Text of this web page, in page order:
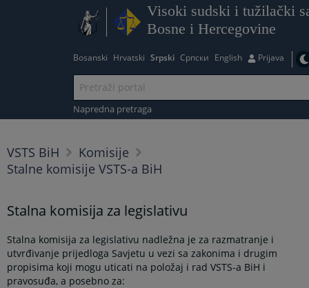
Visoki sudski i tužilački
Bosne i Hercegovine
Bosanski Hrvatski Srpski Српски English Prijava
Napredna pretraga
VSTS BiH
Komisije
Stalne komisije VSTS-a BiH
Stalna komisija za legislativu
Stalna komisija za legislativu nadležna je za razmatranje i
utvrđivanje prijedloga Savjetu u vezi sa zakonima i drugim
propisima koji mogu uticati na položaj i rad VSTS-a BiH i
pravosuđa, a posebno za: